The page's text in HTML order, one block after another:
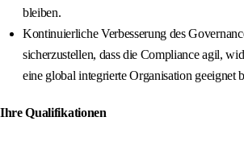
bleiben.
Kontinuierliche Verbesserung des
sicherzustellen, dass die Compliance agil,
eine global integrierte Organisation geeignet
Ihre Qualifikationen